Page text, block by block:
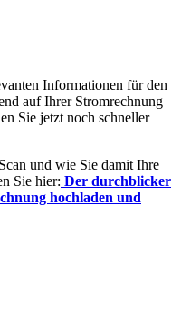
Informationen für den
auf Ihrer Stromrechnung
Sie jetzt noch schneller
und wie Sie damit Ihre
Sie hier: Der durchblicker
hochladen und